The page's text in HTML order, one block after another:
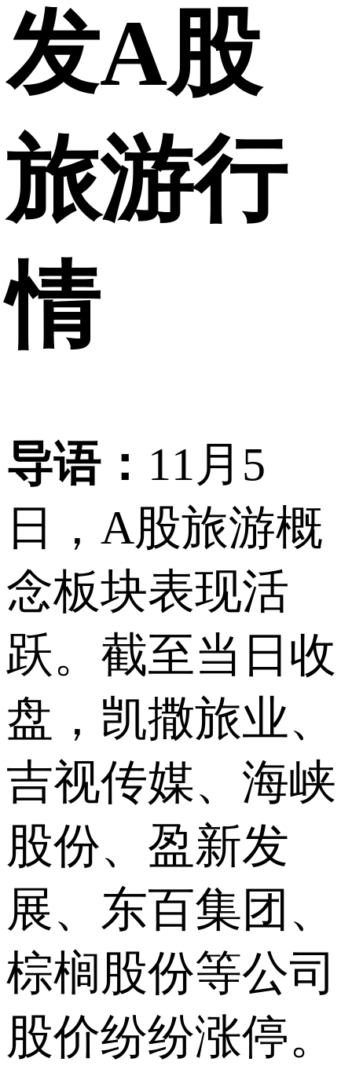
发A股
旅游行
情
导语： 11月5
日，A股旅游概
念板块表现活
跃。截至当日收
盘，凯撒旅业、
吉视传媒、海峡
股份、盈新发
展、东百集团、
棕榈股份等公司
股价纷纷涨停。